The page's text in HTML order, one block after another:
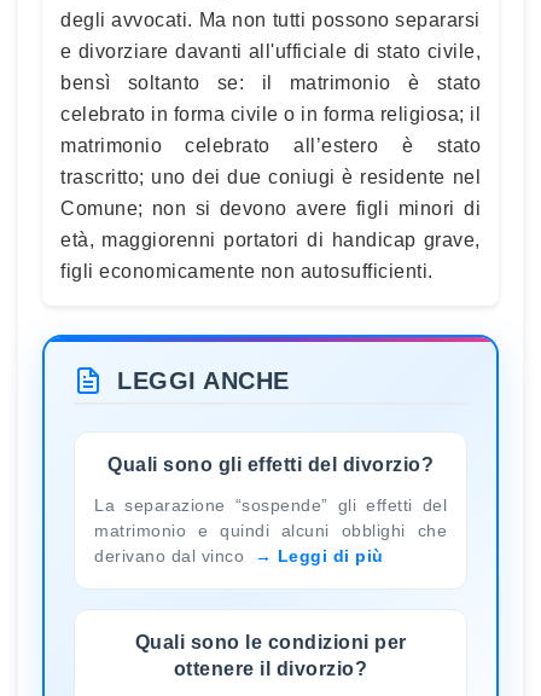
degli avvocati. Ma non tutti possono separarsi
e divorziare davanti all'ufficiale di stato civile,
bensì soltanto se: il matrimonio è stato
celebrato in forma civile o in forma religiosa; il
matrimonio celebrato all’estero è stato
trascritto; uno dei due coniugi è residente nel
Comune; non si devono avere figli minori di
età, maggiorenni portatori di handicap grave,
figli economicamente non autosufficienti.
LEGGI ANCHE
Quali sono gli effetti del divorzio?
La separazione “sospende” gli effetti del
matrimonio e quindi alcuni obblighi che
derivano dal vinco
Leggi di più
Quali sono le condizioni per
ottenere il divorzio?